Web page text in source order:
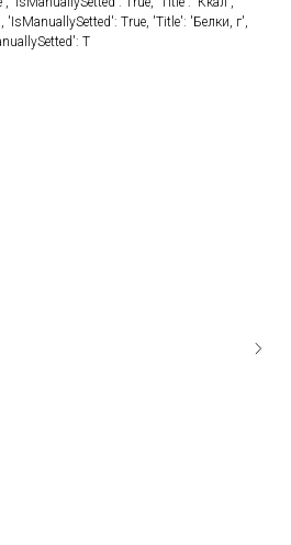
'IsManuallySetted': True, 'Title': 'Белки, г',
T